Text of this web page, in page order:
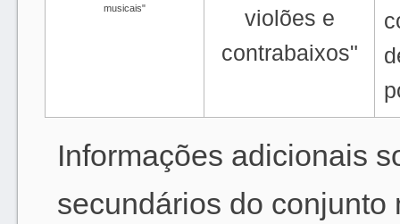
musicais"
violões e
contrabaixos"
Informações adicionais
secundários do